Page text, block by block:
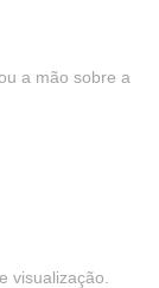
a mão sobre a
visualização.